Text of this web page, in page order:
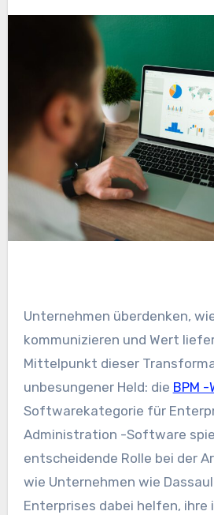
Unternehmen überdenken, wie sie arbeiten,
kommunizieren und Wert
Mittelpunkt dieser
unbesungener Held: die BPM -
Softwarekategorie für
Administration -Software
entscheidende Rolle bei der
wie Unternehmen wie
Enterprises dabei helfen, ihre